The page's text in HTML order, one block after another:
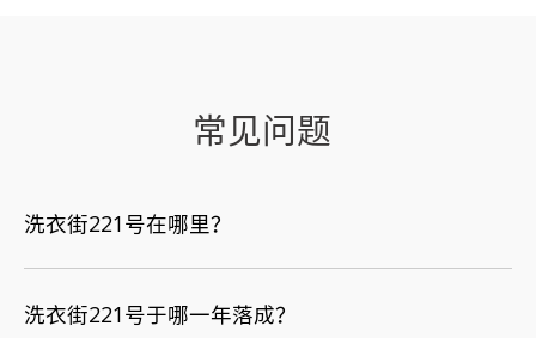
常见问题
洗衣街221号在哪里？
洗衣街221号于哪一年落成？